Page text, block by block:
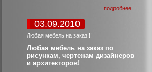
подробнее...
03.09.2010
Любая мебель на заказ!!!
Любая мебель на заказ по
рисункам, чертежам дизайнеров
и архитекторов!